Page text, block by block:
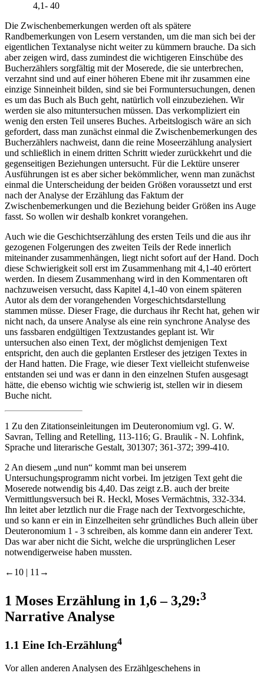
4,1- 40
Die Zwischenbemerkungen werden oft als spätere
Randbemerkungen von Lesern verstanden, um die man sich bei der
eigentlichen Textanalyse nicht weiter zu kümmern brauche. Da sich
aber zeigen wird, dass zumindest die wichtigeren Einschübe des
Bucherzählers sorgfältig mit der Moserede, die sie unterbrechen,
verzahnt sind und auf einer höheren Ebene mit ihr zusammen eine
einzige Sinneinheit bilden, sind sie bei Formuntersuchungen, denen
es um das Buch als Buch geht, natürlich voll einzubeziehen. Wir
werden sie also mituntersuchen müssen. Das verkompliziert ein
wenig den ersten Teil unseres Buches. Arbeitslogisch wäre an sich
gefordert, dass man zunächst einmal die Zwischenbemerkungen des
Bucherzählers nachweist, dann die reine Moseerzählung analysiert
und schließlich in einem dritten Schritt wieder zurückkehrt und die
gegenseitigen Beziehungen untersucht. Für die Lektüre unserer
Ausführungen ist es aber sicher bekömmlicher, wenn man zunächst
einmal die Unterscheidung der beiden Größen voraussetzt und erst
nach der Analyse der Erzählung das Faktum der
Zwischenbemerkungen und die Beziehung beider Größen ins Auge
fasst. So wollen wir deshalb konkret vorangehen.
Auch wie die Geschichtserzählung des ersten Teils und die aus ihr
gezogenen Folgerungen des zweiten Teils der Rede innerlich
miteinander zusammenhängen, liegt nicht sofort auf der Hand. Doch
diese Schwierigkeit soll erst im Zusammenhang mit 4,1-40 erörtert
werden. In diesem Zusammenhang wird in den Kommentaren oft
nachzuweisen versucht, dass Kapitel 4,1-40 von einem späteren
Autor als dem der vorangehenden Vorgeschichtsdarstellung
stammen müsse. Dieser Frage, die durchaus ihr Recht hat, gehen wir
nicht nach, da unsere Analyse als eine rein synchrone Analyse des
uns fassbaren endgültigen Textzustandes geplant ist. Wir
untersuchen also einen Text, der möglichst demjenigen Text
entspricht, den auch die geplanten Erstleser des jetzigen Textes in
der Hand hatten. Die Frage, wie dieser Text vielleicht stufenweise
entstanden sei und was er dann in den einzelnen Stufen ausgesagt
hätte, die ebenso wichtig wie schwierig ist, stellen wir in diesem
Buche nicht.
1 Zu den Zitationseinleitungen im Deuteronomium vgl. G. W.
Savran, Telling and Retelling, 113-116; G. Braulik - N. Lohfink,
Sprache und literarische Gestalt, 301307; 361-372; 399-410.
2 An diesem „und nun“ kommt man bei unserem
Untersuchungsprogramm nicht vorbei. Im jetzigen Text geht die
Moserede notwendig bis 4,40. Das zeigt z.B. auch der breite
Vermittlungsversuch bei R. Heckl, Moses Vermächtnis, 332-334.
Ihn leitet aber letztlich nur die Frage nach der Textvorgeschichte,
und so kann er ein in Einzelheiten sehr gründliches Buch allein über
Deuteronomium 1 - 3 schreiben, als komme dann ein anderer Text.
Das war aber nicht die Sicht, welche die ursprünglichen Leser
notwendigerweise haben mussten.
←10 | 11→
1 Moses Erzählung in 1,6 – 3,29:3
Narrative Analyse
1.1 Eine Ich-Erzählung4
Vor allen anderen Analysen des Erzählgeschehens in